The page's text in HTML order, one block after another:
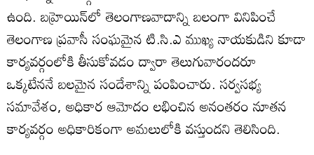
ఉంది. బహ్రెయిన్‌లో తెలంగాణవాదాన్ని బలంగా వినిపించే
తెలంగాణ ప్రవాసీ సంఘమైన టి.సి.ఎ ముఖ్య నాయకుడిని కూడా
కార్యవర్గంలోకి తీసుకోవడం ద్వారా తెలుగువారందరూ
ఒక్కటేననే బలమైన సందేశాన్ని పంపించారు. సర్వసభ్య
సమావేశం, అధికార ఆమోదం లభించిన అనంతరం నూతన
కార్యవర్గం అధికారికంగా అమలులోకి వస్తుందని తెలిసింది.